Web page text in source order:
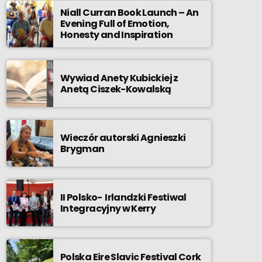
Niall Curran Book Launch – An
Evening Full of Emotion,
Honesty and Inspiration
Wywiad Anety Kubickiej z
Anetą Ciszek-Kowalską
Wieczór autorski Agnieszki
Brygman
II Polsko- Irlandzki Festiwal
Integracyjny w Kerry
Polska Eire Slavic Festival Cork